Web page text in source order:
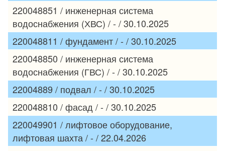
220048851 / инженерная система
водоснабжения (ХВС) / - / 30.10.2025
220048811 / фундамент / - / 30.10.2025
220048850 / инженерная система
водоснабжения (ГВС) / - / 30.10.2025
22004889 / подвал / - / 30.10.2025
220048810 / фасад / - / 30.10.2025
220049901 / лифтовое оборудование,
лифтовая шахта / - / 22.04.2026